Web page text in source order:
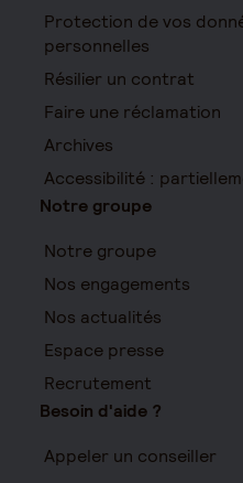
Protection de vos
personnelles
Résilier un contrat
Faire une réclamation
Archives
Accessibilité :
Notre groupe
Notre groupe
Nos engagements
Nos actualités
Espace presse
Recrutement
Besoin d'aide ?
Appeler un conseiller